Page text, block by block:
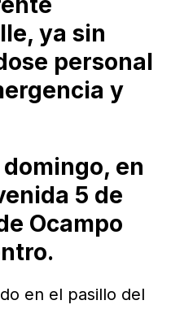
ya sin
personal
y
en
5 de
Ocampo
en el pasillo del